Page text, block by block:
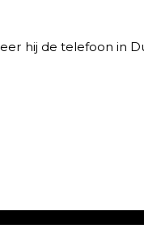
hij de telefoon in